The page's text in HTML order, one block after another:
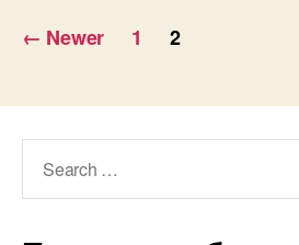
Разделяне
публикациите
на
страници
← Newer 1 2